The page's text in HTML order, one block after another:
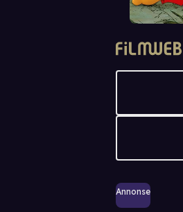
Annonse